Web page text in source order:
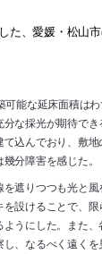
た、愛媛・松山
可能な延床面積は
な採光が期待で
込んでおり、敷
分障害を感じた。
遮りつつも光と
設けることで、
うにした。また
、なるべく遠くを